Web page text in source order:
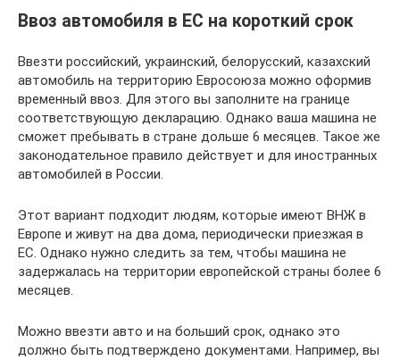
Ввоз автомобиля в ЕС на короткий срок
Ввезти российский, украинский, белорусский, казахский
автомобиль на территорию Евросоюза можно оформив
временный ввоз. Для этого вы заполните на границе
соответствующую декларацию. Однако ваша машина не
сможет пребывать в стране дольше 6 месяцев. Такое же
законодательное правило действует и для иностранных
автомобилей в России.
Этот вариант подходит людям, которые имеют ВНЖ в
Европе и живут на два дома, периодически приезжая в
ЕС. Однако нужно следить за тем, чтобы машина не
задержалась на территории европейской страны более 6
месяцев.
Можно ввезти авто и на больший срок, однако это
должно быть подтверждено документами. Например, вы